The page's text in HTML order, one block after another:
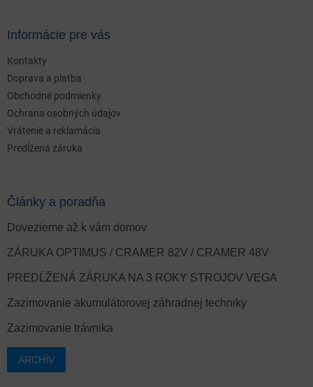
Informácie pre vás
Kontakty
Doprava a platba
Obchodné podmienky
Ochrana osobných údajov
Vrátenie a reklamácia
Predĺžená záruka
Články a poradňa
Dovezieme až k vám domov
ZÁRUKA OPTIMUS / CRAMER 82V / CRAMER 48V
PREDĹŽENÁ ZÁRUKA NA 3 ROKY STROJOV VEGA
Zazimovanie akumulátorovej záhradnej techniky
Zazimovanie trávnika
ARCHÍV